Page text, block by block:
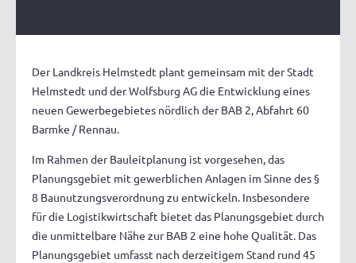
Der Landkreis Helmstedt plant gemeinsam mit der Stadt
Helmstedt und der Wolfsburg AG die Entwicklung eines
neuen Gewerbegebietes nördlich der BAB 2, Abfahrt 60
Barmke / Rennau.
Im Rahmen der Bauleitplanung ist vorgesehen, das
Planungsgebiet mit gewerblichen Anlagen im Sinne des §
8 Baunutzungsverordnung zu entwickeln. Insbesondere
für die Logistikwirtschaft bietet das Planungsgebiet durch
die unmittelbare Nähe zur BAB 2 eine hohe Qualität. Das
Planungsgebiet umfasst nach derzeitigem Stand rund 45